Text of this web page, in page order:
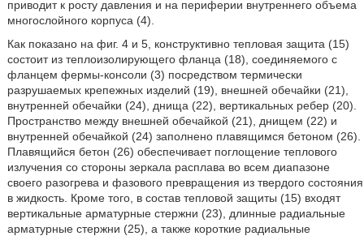
приводит к росту давления и на периферии внутреннего объема
многослойного корпуса (4).
Как показано на фиг. 4 и 5, конструктивно тепловая защита (15)
состоит из теплоизолирующего фланца (18), соединяемого с
фланцем фермы-консоли (3) посредством термически
разрушаемых крепежных изделий (19), внешней обечайки (21),
внутренней обечайки (24), днища (22), вертикальных ребер (20).
Пространство между внешней обечайкой (21), днищем (22) и
внутренней обечайкой (24) заполнено плавящимся бетоном (26).
Плавящийся бетон (26) обеспечивает поглощение теплового
излучения со стороны зеркала расплава во всем диапазоне
своего разогрева и фазового превращения из твердого состояния
в жидкость. Кроме того, в состав тепловой защиты (15) входят
вертикальные арматурные стержни (23), длинные радиальные
арматурные стержни (25), а также короткие радиальные